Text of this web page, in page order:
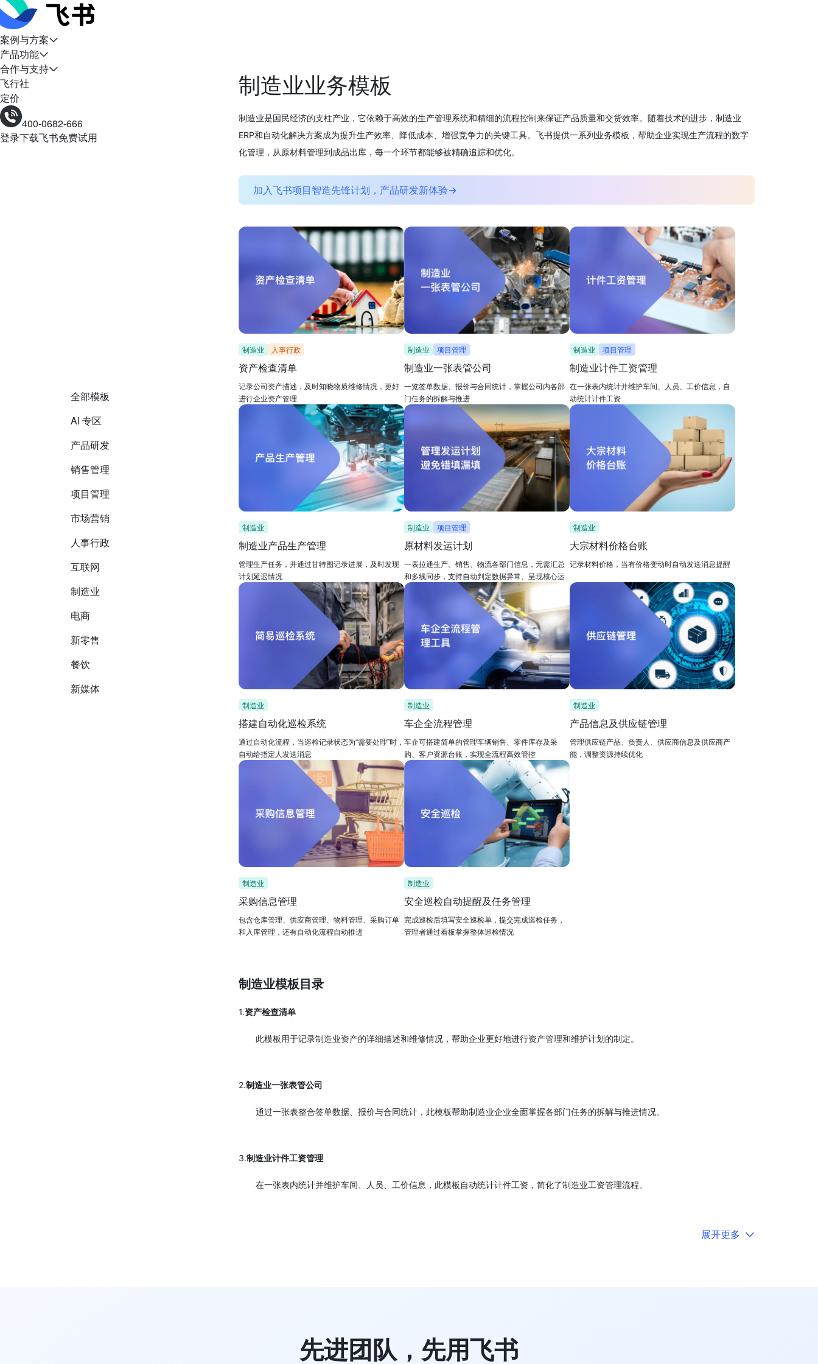
案例与方案
产品功能
合作与支持
飞行社
定价
400-0682-666
登录下载飞书免费试用
全部模板
AI 专区
产品研发
销售管理
项目管理
市场营销
人事行政
互联网
制造业
电商
新零售
餐饮
新媒体
制造业业务模板
制造业是国民经济的支柱产业，它依赖于高效的生产管理系统和精细的流程控制来保证产品质量和交货效率。随着技术的进步，制造业
ERP和自动化解决方案成为提升生产效率、降低成本、增强竞争力的关键工具。飞书提供一系列业务模板，帮助企业实现生产流程的数字
化管理，从原材料管理到成品出库，每一个环节都能够被精确追踪和优化。
加入飞书项目智造先锋计划，产品研发新体验→
制造业 人事行政
资产检查清单
记录公司资产描述，及时知晓物质维修情况，更好
进行企业资产管理
制造业 项目管理
制造业一张表管公司
一览签单数据、报价与合同统计，掌握公司内各部
门任务的拆解与推进
制造业 项目管理
制造业计件工资管理
在一张表内统计并维护车间、人员、工价信息，自
动统计计件工资
制造业
制造业产品生产管理
管理生产任务，并通过甘特图记录进展，及时发现
计划延迟情况
制造业 项目管理
原材料发运计划
一表拉通生产、销售、物流各部门信息，无需汇总
和多线同步，支持自动判定数据异常、呈现核心运
营指标
制造业
大宗材料价格台账
记录材料价格，当有价格变动时自动发送消息提醒
制造业
搭建自动化巡检系统
通过自动化流程，当巡检记录状态为“需要处理”时，
自动给指定人发送消息
制造业
车企全流程管理
车企可搭建简单的管理车辆销售、零件库存及采
购、客户资源台账，实现全流程高效管控
制造业
产品信息及供应链管理
管理供应链产品、负责人、供应商信息及供应商产
能，调整资源持续优化
制造业
采购信息管理
包含仓库管理、供应商管理、物料管理、采购订单
和入库管理，还有自动化流程自动推进
制造业
安全巡检自动提醒及任务管理
完成巡检后填写安全巡检单，提交完成巡检任务，
管理者通过看板掌握整体巡检情况
制造业模板目录
1.资产检查清单
此模板用于记录制造业资产的详细描述和维修情况，帮助企业更好地进行资产管理和维护计划的制定。
2.制造业一张表管公司
通过一张表整合签单数据、报价与合同统计，此模板帮助制造业企业全面掌握各部门任务的拆解与推进情况。
3.制造业计件工资管理
在一张表内统计并维护车间、人员、工价信息，此模板自动统计计件工资，简化了制造业工资管理流程。
展开更多
先进团队，先用飞书